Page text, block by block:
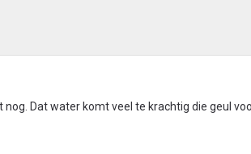
Dat water komt veel te krachtig die geul